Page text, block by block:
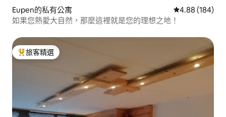
Eupen的私有公寓 從 184 則評價
4.88 (184)
如果您熱愛大自然，那麼這裡就是您的理想之地！
旅客精選榜首
旅客精選